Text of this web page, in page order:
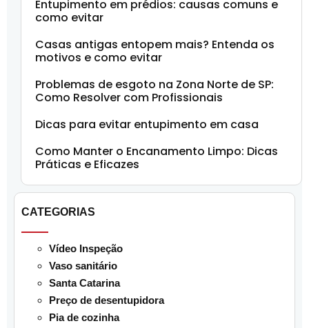
Entupimento em prédios: causas comuns e
como evitar
Casas antigas entopem mais? Entenda os
motivos e como evitar
Problemas de esgoto na Zona Norte de SP:
Como Resolver com Profissionais
Dicas para evitar entupimento em casa
Como Manter o Encanamento Limpo: Dicas
Práticas e Eficazes
CATEGORIAS
Vídeo Inspeção
Vaso sanitário
Santa Catarina
Preço de desentupidora
Pia de cozinha